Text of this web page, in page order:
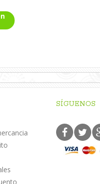
SÍGUENOS